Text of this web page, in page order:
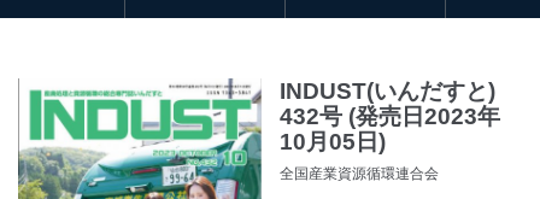
INDUST(いんだすと)
432号 (発売日2023年
10月05日)
全国産業資源循環連合会